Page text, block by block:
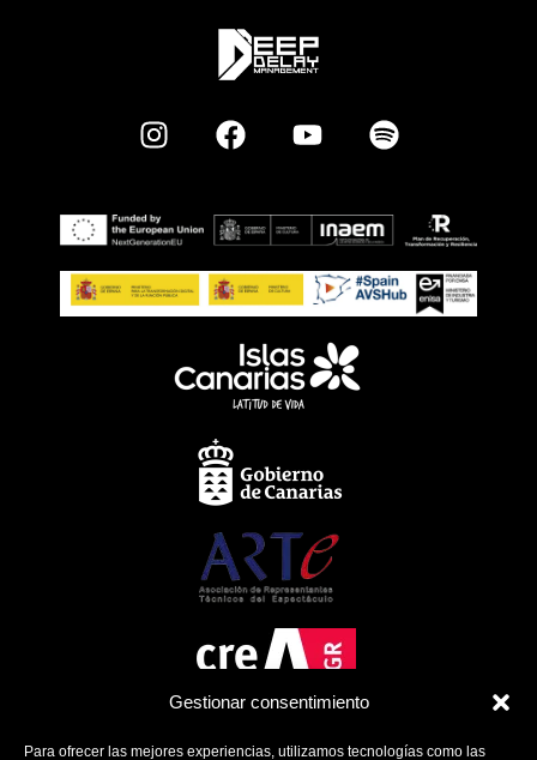
Gestionar consentimiento
Para ofrecer las mejores experiencias, utilizamos tecnologías como las